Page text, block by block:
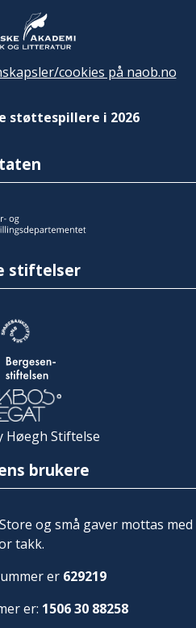
cookies på naob.no
støttespillere i 2026
stiftelser
Høegh Stiftelse
brukere
og små gaver mottas med
takk.
er 629219
er: 1506 30 88258